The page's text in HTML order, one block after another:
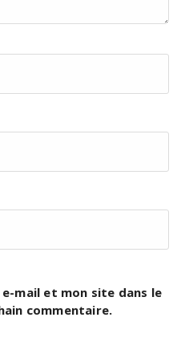
mail et mon site dans le
commentaire.